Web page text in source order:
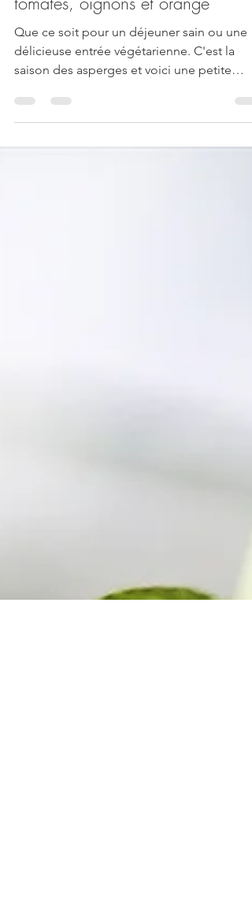
24 avr. 2022
1 min de lecture
Asperges vertes avec confit de
tomates, oignons et orange
Que ce soit pour un déjeuner sain ou une
recette pour...